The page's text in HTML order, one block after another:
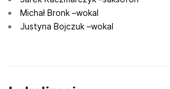
Michał Bronk –wokal
Justyna Bojczuk –wokal